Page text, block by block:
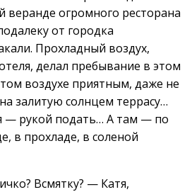
веранде огромного ресторана
от городка
Прохладный воздух,
делал пребывание в этом
воздухе приятным, даже не
залитую солнцем террасу…
— рукой подать… А там — по
в прохладе, в соленой
Всмятку? — Катя,